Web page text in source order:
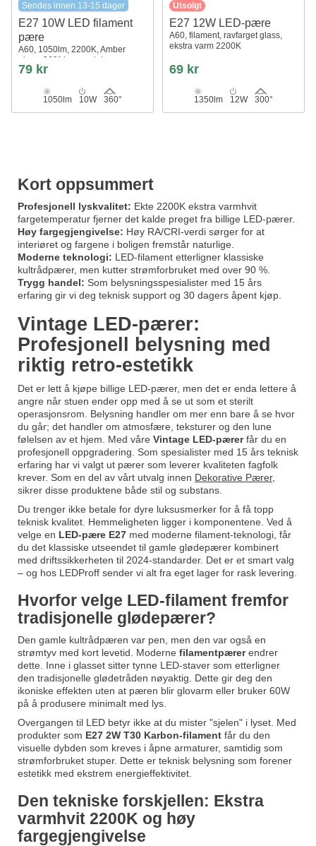
Sendes innen 13-15 dager
E27 10W LED filament
pære
A60, 1050lm, 2200K, Amber
glass, 360° lysspredning
79 kr
1050lm 10W 360°
Utsolgt
E27 12W LED-pære
A60, filament, ravfarget glass,
ekstra varm 2200K
69 kr
1350lm 12W 300°
Kort oppsummert
Profesjonell lyskvalitet: Ekte 2200K ekstra varmhvit
fargetemperatur fjerner det kalde preget fra billige LED-pærer.
Høy fargegjengivelse: Høy RA/CRI-verdi sørger for at
interiøret og fargene i boligen fremstår naturlige.
Moderne teknologi: LED-filament etterligner klassiske
kultrådpærer, men kutter strømforbruket med over 90 %.
Trygg handel: Som belysningsspesialister med 15 års
erfaring gir vi deg teknisk support og 30 dagers åpent kjøp.
Vintage LED-pærer:
Profesjonell belysning med
riktig retro-estetikk
Det er lett å kjøpe billige LED-pærer, men det er enda lettere å
angre når stuen ender opp med å se ut som et sterilt
operasjonsrom. Belysning handler om mer enn bare å se hvor
du går; det handler om atmosfære, teksturer og den lune
følelsen av et hjem. Med våre Vintage LED-pærerfår du en
profesjonell oppgradering. Som spesialister med 15 års teknisk
erfaring har vi valgt ut pærer som leverer kvaliteten fagfolk
krever. Som en del av vårt utvalg innen Dekorative Pærer,
sikrer disse produktene både stil og substans.
Du trenger ikke betale for dyre luksusmerker for å få topp
teknisk kvalitet. Hemmeligheten ligger i komponentene. Ved å
velge en LED-pære E27 med moderne filament-teknologi, får
du det klassiske utseendet til gamle glødepærer kombinert
med driftssikkerheten til 2024-standarder. Det er et smart valg
– og hos LEDProff sender vi alt fra eget lager for rask levering.
Hvorfor velge LED-filament fremfor
tradisjonelle glødepærer?
Den gamle kultrådpæren var pen, men den var også en
strømtyv med kort levetid. Moderne filamentpærerendrer
dette. Inne i glasset sitter tynne LED-staver som etterligner
den tradisjonelle glødetråden nøyaktig. Dette gir deg den
ikoniske effekten uten at pæren blir glovarm eller bruker 60W
på å produsere minimalt med lys.
Overgangen til LED betyr ikke at du mister "sjelen" i lyset. Med
produkter som E27 2W T30 Karbon-filament får du den
visuelle dybden som kreves i åpne armaturer, samtidig som
strømforbruket stuper. Dette er teknisk belysning som forener
estetikk med ekstrem energieffektivitet.
Den tekniske forskjellen: Ekstra
varmhvit 2200K og høy
fargegjengivelse